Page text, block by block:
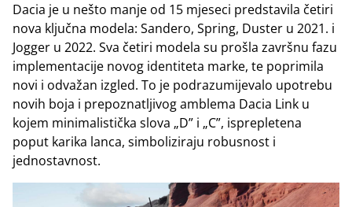
Dacia je u nešto manje od 15 mjeseci predstavila četiri
nova ključna modela: Sandero, Spring, Duster u 2021. i
Jogger u 2022. Sva četiri modela su prošla završnu fazu
implementacije novog identiteta marke, te poprimila
novi i odvažan izgled. To je podrazumijevalo upotrebu
novih boja i prepoznatljivog amblema Dacia Link u
kojem minimalistička slova „D” i „C”, isprepletena
poput karika lanca, simboliziraju robusnost i
jednostavnost.